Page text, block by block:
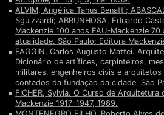
ALVIM, Angélica Tanus Benatti;
Sguizzardi; ABRUNHOSA, Eduardo
Mackenzie 100 anos FAU-Mackenzie
atualidade. São Paulo: Editora
FAGGIN, Carlos Augusto Mattei.
Dicionário de artífices, carpinteiros,
militares, engenheiros civis e
contados da fundação da cidade. São
FICHER, Sylvia. O Curso de Arquitetura
Mackenzie 1917-1947, 1989.